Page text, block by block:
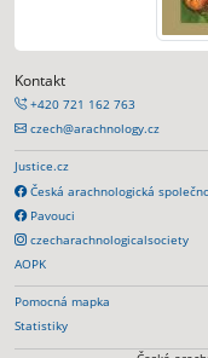
Kontakt
+420 721 162 763
czech@arachnology.cz
Justice.cz
Česká arachnologická
Pavouci
czecharachnologicalsociety
AOPK
Pomocná mapka
Statistiky